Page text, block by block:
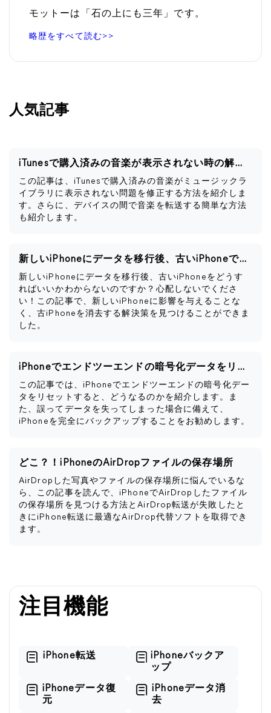
モットーは「石の上にも三年」です。
略歴をすべて読む>>
人気記事
iTunesで購入済みの音楽が表示されない時の解決策
この記事は、iTunesで購入済みの音楽がミュージックラ
イブラリに表示されない問題を修正する方法を紹介しま
す。さらに、デバイスの間で音楽を転送する簡単な方法
も紹介します。
新しいiPhoneにデータを移行後、古いiPhoneですべきこと
新しいiPhoneにデータを移行後、古いiPhoneをどうす
ればいいかわからないのですか？心配しないでくださ
い！この記事で、新しいiPhoneに影響を与えることな
く、古iPhoneを消去する解決策を見つけることができま
した。
iPhoneでエンドツーエンドの暗号化データをリセットするとどうなるか
この記事では、iPhoneでエンドツーエンドの暗号化デー
タをリセットすると、どうなるのかを紹介します。ま
た、誤ってデータを失ってしまった場合に備えて、
iPhoneを完全にバックアップすることをお勧めします。
どこ？！iPhoneのAirDropファイルの保存場所
AirDropした写真やファイルの保存場所に悩んでいるな
ら、この記事を読んで、iPhoneでAirDropしたファイル
の保存場所を見つける方法とAirDrop転送が失敗したと
きにiPhone転送に最適なAirDrop代替ソフトを取得でき
ます。
注目機能
iPhone転送
iPhoneバックア
ップ
iPhoneデータ復
元
iPhoneデータ消
去